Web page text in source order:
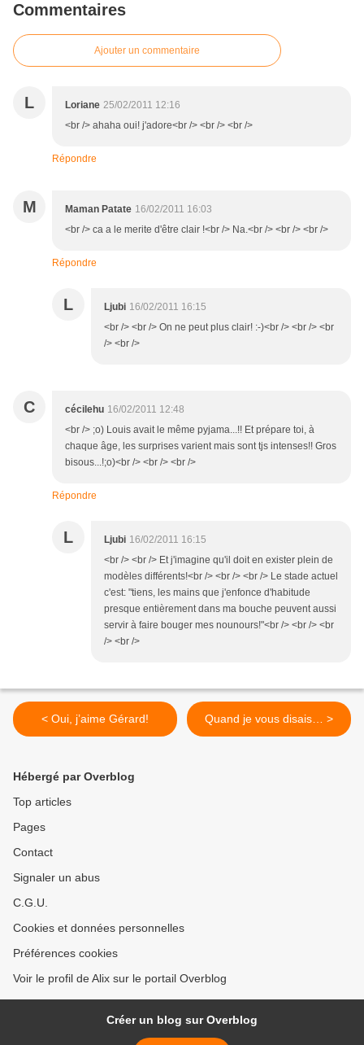
Commentaires
Ajouter un commentaire
L Loriane 25/02/2011 12:16
<br /> ahaha oui! j'adore<br /> <br /> <br />
Répondre
M Maman Patate 16/02/2011 16:03
<br /> ca a le merite d'être clair !<br /> Na.<br /> <br /> <br />
Répondre
L Ljubi 16/02/2011 16:15
<br /> <br /> On ne peut plus clair! :-)<br /> <br /> <br
/> <br />
C cécilehu 16/02/2011 12:48
<br /> ;o) Louis avait le même pyjama...!! Et prépare toi, à
chaque âge, les surprises varient mais sont tjs intenses!! Gros
bisous...!;o)<br /> <br /> <br />
Répondre
L Ljubi 16/02/2011 16:15
<br /> <br /> Et j'imagine qu'il doit en exister plein de
modèles différents!<br /> <br /> <br /> Le stade actuel
c'est: "tiens, les mains que j'enfonce d'habitude
presque entièrement dans ma bouche peuvent aussi
servir à faire bouger mes nounours!"<br /> <br /> <br
/> <br />
< Oui, j’aime Gérard! Quand je vous disais… >
Hébergé par Overblog
Top articles
Pages
Contact
Signaler un abus
C.G.U.
Cookies et données personnelles
Préférences cookies
Voir le profil de Alix sur le portail Overblog
Créer un blog sur Overblog